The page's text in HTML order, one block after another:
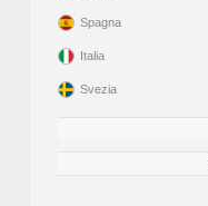
Spagna
Italia
Svezia